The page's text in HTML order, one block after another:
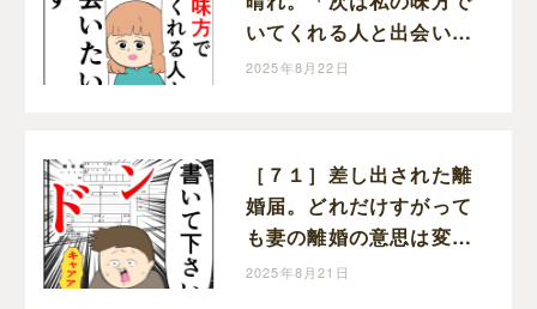
いてくれる人と出会いた
い」と前を向く。クセ強
2025年8月22日
［７１］差し出された離
婚届。どれだけすがって
も妻の離婚の意思は変わ
らない。クセ強義母に抗
2025年8月21日